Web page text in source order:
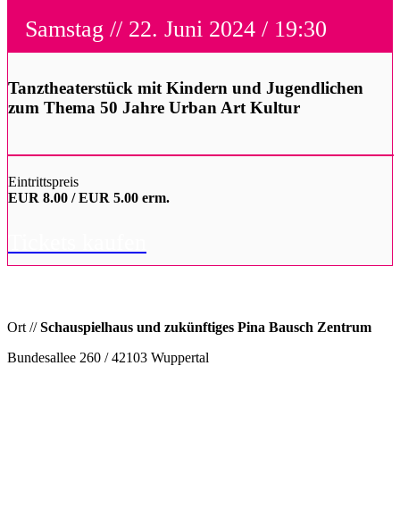
Samstag // 22. Juni 2024 / 19:30
Tanztheaterstück mit Kindern und Jugendlichen
zum Thema 50 Jahre Urban Art Kultur
Eintrittspreis
EUR 8.00 / EUR 5.00 erm.
Ort //Schauspielhaus und zukünftiges Pina Bausch Zentrum
Bundesallee 260 / 42103 Wuppertal